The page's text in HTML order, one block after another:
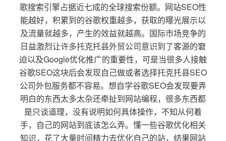
歌搜索引擎占据近七成的全球搜索份额。网站SEO性
能越好，积累到的谷歌权重越多，获取的曝光展示以
及流量就越多，产生的效益就越高。国际市场竞争的
日益激烈让许多托克托县外贸公司意识到了客源的窘
迫以及Google优化推广的重要性，可是当很多人接触
谷歌SEO这块后会发现自己做或者选择托克托县SEO
公司外包服务都不容易。想自学谷歌SEO会发现要弄
明白的东西太多太杂还牵扯到网站编程，很多东西都
是只谈道理，没有说明如何具体操作，不知从何着
手，自己的网站到底该怎么弄。懂一些谷歌优化相关
知识，花了大量时间精力去优化自己的站，结果网站